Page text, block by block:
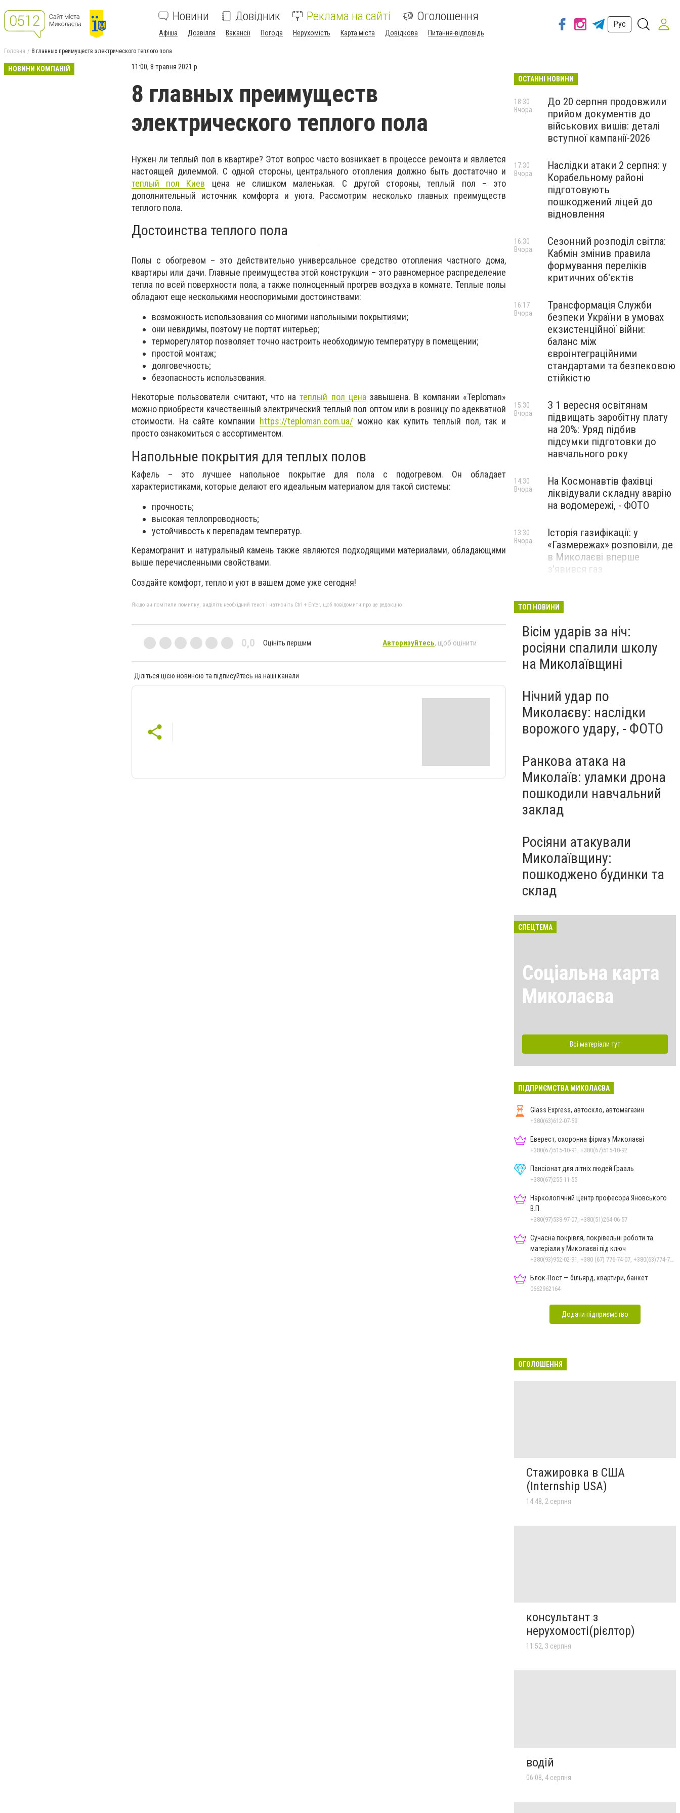
Новини Довідник Реклама на сайті Оголошення
Афіша Дозвілля Вакансії Погода Нерухомість Карта міста Довідкова Питання-відповідь
Рус
Головна 8 главных преимуществ электрического теплого пола
НОВИНИ КОМПАНІЙ 11:00, 8 травня 2021 р.
8 главных преимуществ
электрического теплого пола
Нужен ли теплый пол в квартире? Этот вопрос часто возникает в процессе ремонта и является
настоящей дилеммой. С одной стороны, центрального отопления должно быть достаточно и
теплый пол Киев цена не слишком маленькая. С другой стороны, теплый пол – это
дополнительный источник комфорта и уюта. Рассмотрим несколько главных преимуществ
теплого пола.
Достоинства теплого пола
Полы с обогревом – это действительно универсальное средство отопления частного дома,
квартиры или дачи. Главные преимущества этой конструкции – это равномерное распределение
тепла по всей поверхности пола, а также полноценный прогрев воздуха в комнате. Теплые полы
обладают еще несколькими неоспоримыми достоинствами:
возможность использования со многими напольными покрытиями;
они невидимы, поэтому не портят интерьер;
терморегулятор позволяет точно настроить необходимую температуру в помещении;
простой монтаж;
долговечность;
безопасность использования.
Некоторые пользователи считают, что натеплый пол ценазавышена. В компании «Teploman»
можно приобрести качественный электрический теплый пол оптом или в розницу по адекватной
стоимости. На сайте компании https://teploman.com.ua/ можно как купить теплый пол, так и
просто ознакомиться с ассортиментом.
Напольные покрытия для теплых полов
Кафель – это лучшее напольное покрытие для пола с подогревом. Он обладает
характеристиками, которые делают его идеальным материалом для такой системы:
прочность;
высокая теплопроводность;
устойчивость к перепадам температур.
Керамогранит и натуральный камень также являются подходящими материалами, обладающими
выше перечисленными свойствами.
Создайте комфорт, тепло и уют в вашем доме уже сегодня!
Якщо ви помітили помилку, виділіть необхідний текст і натисніть Ctrl + Enter, щоб повідомити про це редакцію
0,0 Оцініть першим Авторизуйтесь, щоб оцінити
Діліться цією новиною та підписуйтесь на наші канали
ОСТАННІ НОВИНИ
До 20 серпня продовжили
прийом документів до
військових вишів: деталі
вступної кампанії-2026
18:30
Вчора
Наслідки атаки 2 серпня: у
Корабельному районі
підготовують
пошкоджений ліцей до
відновлення
17:30
Вчора
Сезонний розподіл світла:
Кабмін змінив правила
формування переліків
критичних об'єктів
16:30
Вчора
Трансформація Служби
безпеки України в умовах
екзистенційної війни:
баланс між
євроінтеграційними
стандартами та безпековою
стійкістю
16:17
Вчора
З 1 вересня освітянам
підвищать заробітну плату
на 20%: Уряд підбив
підсумки підготовки до
навчального року
15:30
Вчора
На Космонавтів фахівці
ліквідували складну аварію
на водомережі, - ФОТО
14:30
Вчора
Історія газифікації: у
«Газмережах» розповіли, де
в Миколаєві вперше
з'явився газ
13:30
Вчора
Миколаєві 2026: шукаємо
перезавантаження
ПАРТНЕРСЬКИЙ СПЕЦПРОЄКТ
Вчора
ТОП НОВИНИ
Вісім ударів за ніч:
росіяни спалили школу
на Миколаївщині
Нічний удар по
Миколаєву: наслідки
ворожого удару, - ФОТО
Ранкова атака на
Миколаїв: уламки дрона
пошкодили навчальний
заклад
Росіяни атакували
Миколаївщину:
пошкоджено будинки та
склад
СПЕЦТЕМА
Соціальна карта
Миколаєва
Всі матеріали тут
ПІДПРИЄМСТВА МИКОЛАЄВА
Glass Express, автоскло, автомагазин
+380(63)612-07-59
Еверест, охоронна фірма у Миколаєві
+380(67)515-10-91, +380(67)515-10-92
Пансіонат для літніх людей Грааль
+380(67)255-11-55
Наркологічний центр професора Яновського
В.П.
+380(97)538-97-07, +380(51)264-06-57
Сучасна покрівля, покрівельні роботи та
матеріали у Миколаєві під ключ
Блок-Пост — більярд, квартири, банкет
0662962164
Додати підприємство
ОГОЛОШЕННЯ
Стажировка в США
(Internship USA)
14:48, 2 серпня
консультант з
нерухомості(рієлтор)
11:52, 3 серпня
водій
06:08, 4 серпня